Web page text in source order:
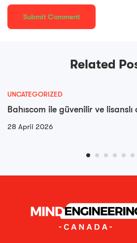
Related
UNCATEGORIZED
Bahıscom ile güvenilir ve
28 April 2026